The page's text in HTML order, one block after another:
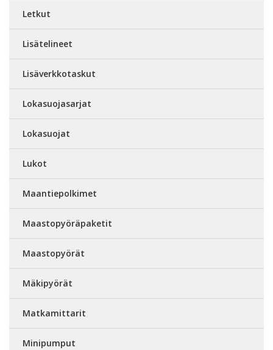
Letkut
Lisätelineet
Lisäverkkotaskut
Lokasuojasarjat
Lokasuojat
Lukot
Maantiepolkimet
Maastopyöräpaketit
Maastopyörät
Mäkipyörät
Matkamittarit
Minipumput